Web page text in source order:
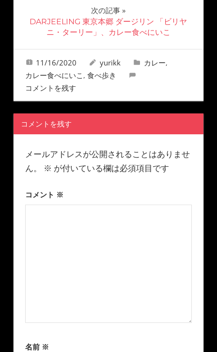
次の記事
DARJEELING 東京本郷 ダージリン 「ビリヤ
ニ・ターリー」、カレー食べにいこ
11/16/2020 yurikk カレー,
カレー食べにいこ , 食べ歩き
コメントを残す
コメントを残す
メールアドレスが公開されることはありませ
ん。
※ が付いている欄は必須項目です
コメント ※
名前 ※